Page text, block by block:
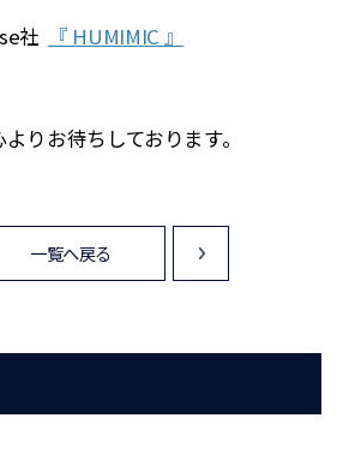
社
『 HUMIMIC 』
りお待ちしております。
<
一覧へ戻る